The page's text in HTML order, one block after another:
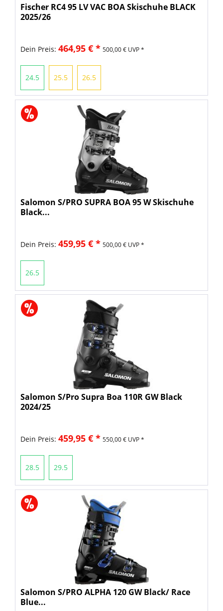
Fischer RC4 95 LV VAC BOA Skischuhe BLACK
2025/26
Dein Preis: 464,95 € * 500,00 € UVP *
24.5 25.5 26.5
Salomon S/PRO SUPRA BOA 95 W Skischuhe
Black...
Dein Preis: 459,95 € * 500,00 € UVP *
26.5
Salomon S/Pro Supra Boa 110R GW Black
2024/25
Dein Preis: 459,95 € * 550,00 € UVP *
28.5 29.5
Salomon S/PRO ALPHA 120 GW Black/ Race
Blue...